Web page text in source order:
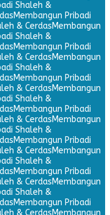
Shaleh &
Membangun Pribadi
& CerdasMembangun
Shaleh &
Membangun Pribadi
& CerdasMembangun
Shaleh &
Membangun Pribadi
& CerdasMembangun
Shaleh &
Membangun Pribadi
& CerdasMembangun
Shaleh &
Membangun Pribadi
& CerdasMembangun
Shaleh &
Membangun Pribadi
& CerdasMembangun
Shaleh &
Membangun Pribadi
& CerdasMembangun